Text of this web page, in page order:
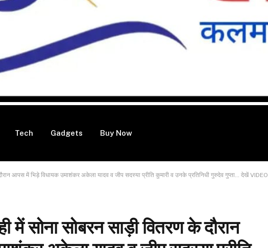
Tech Gadgets Buy Now
आपस में भिड़े विधायक उमाशंकर अकेला यादव व जीप सदस्या प्रीति कुमारी व उनके प्रतिनिधी गुरुदेव गुप्ता… देखें VIDEO
सोना सोबरन साड़ी वितरण के दौरान